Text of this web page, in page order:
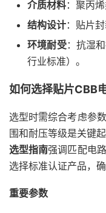
介质材料：聚丙
结构设计：贴片
环境耐受：抗湿
行业标准）。
如何选择贴片CBB
选型时需综合考虑参
围和耐压等级是关键起
选型指南强调匹配电
选择标准认证产品，确
重要参数